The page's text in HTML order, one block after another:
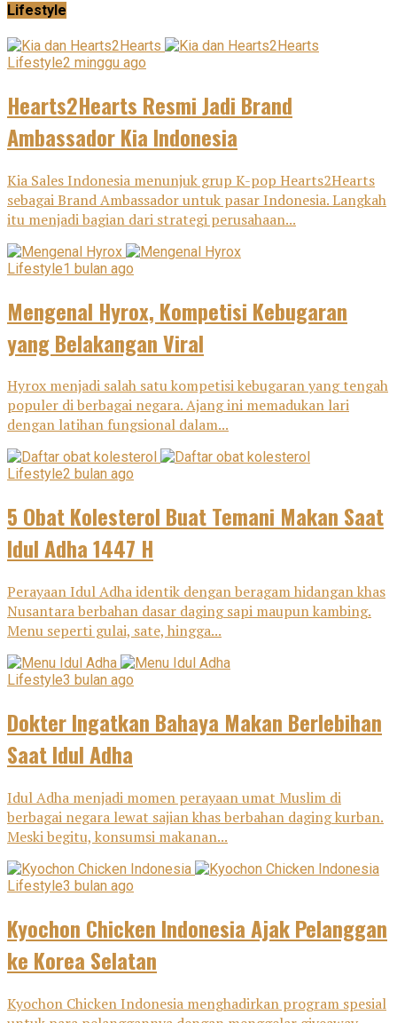
Lifestyle
Lifestyle2 minggu ago
Hearts2Hearts Resmi Jadi Brand
Ambassador Kia Indonesia
Kia Sales Indonesia menunjuk grup K-pop Hearts2Hearts
sebagai Brand Ambassador untuk pasar Indonesia. Langkah
itu menjadi bagian dari strategi perusahaan...
Lifestyle1 bulan ago
Mengenal Hyrox, Kompetisi Kebugaran
yang Belakangan Viral
Hyrox menjadi salah satu kompetisi kebugaran yang tengah
populer di berbagai negara. Ajang ini memadukan lari
dengan latihan fungsional dalam...
Lifestyle2 bulan ago
5 Obat Kolesterol Buat Temani Makan Saat
Idul Adha 1447 H
Perayaan Idul Adha identik dengan beragam hidangan khas
Nusantara berbahan dasar daging sapi maupun kambing.
Menu seperti gulai, sate, hingga...
Lifestyle3 bulan ago
Dokter Ingatkan Bahaya Makan Berlebihan
Saat Idul Adha
Idul Adha menjadi momen perayaan umat Muslim di
berbagai negara lewat sajian khas berbahan daging kurban.
Meski begitu, konsumsi makanan...
Lifestyle3 bulan ago
Kyochon Chicken Indonesia Ajak Pelanggan
ke Korea Selatan
Kyochon Chicken Indonesia menghadirkan program spesial